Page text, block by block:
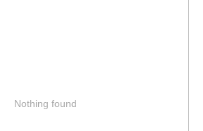
Nothing found